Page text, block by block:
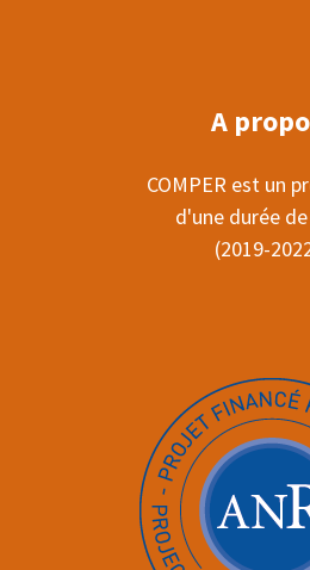
A
COMPER est un
d'une durée
(2019-